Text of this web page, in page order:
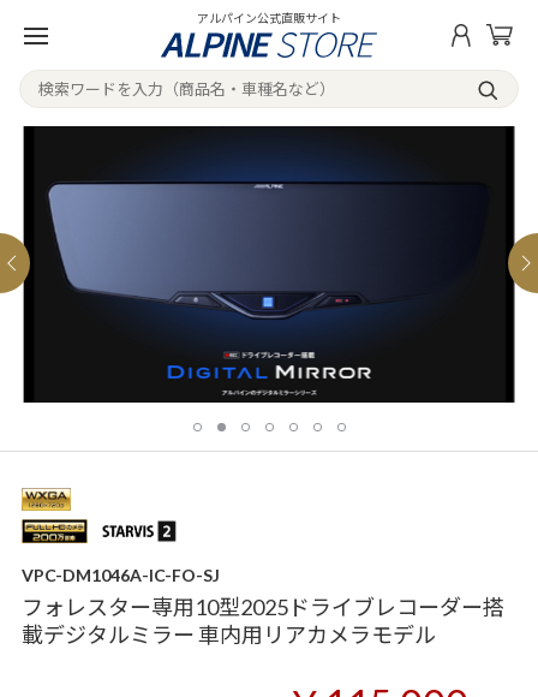
アルパイン公式直販サイト
VPC-DM1046A-IC-FO-SJ
フォレスター専用10型2025ドライブレコーダー搭
載デジタルミラー 車内用リアカメラモデル